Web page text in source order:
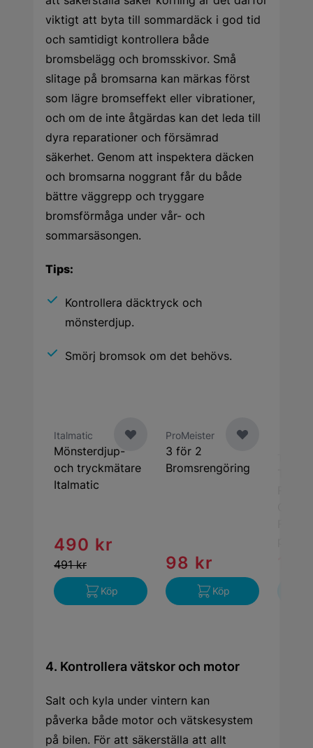
viktigt att byta till sommardäck i god tid
och samtidigt kontrollera både
bromsbelägg och bromsskivor. Små
slitage på bromsarna kan märkas först
som lägre bromseffekt eller vibrationer,
och om de inte åtgärdas kan det leda till
dyra reparationer och försämrad
säkerhet. Genom att inspektera däcken
och bromsarna noggrant får du både
bättre väggrepp och tryggare
bromsförmåga under vår- och
sommarsäsongen.
Tips:
Kontrollera däcktryck och
mönsterdjup.
Smörj bromsok om det behövs.
Italmatic
Mönsterdjup-
och tryckmätare
Italmatic
490 kr
491 kr
Köp
ProMeister
3 för 2
Bromsrengöring
98 kr
Köp
4. Kontrollera vätskor och motor
Salt och kyla under vintern kan
påverka både motor och vätskesystem
på bilen. För att säkerställa att allt